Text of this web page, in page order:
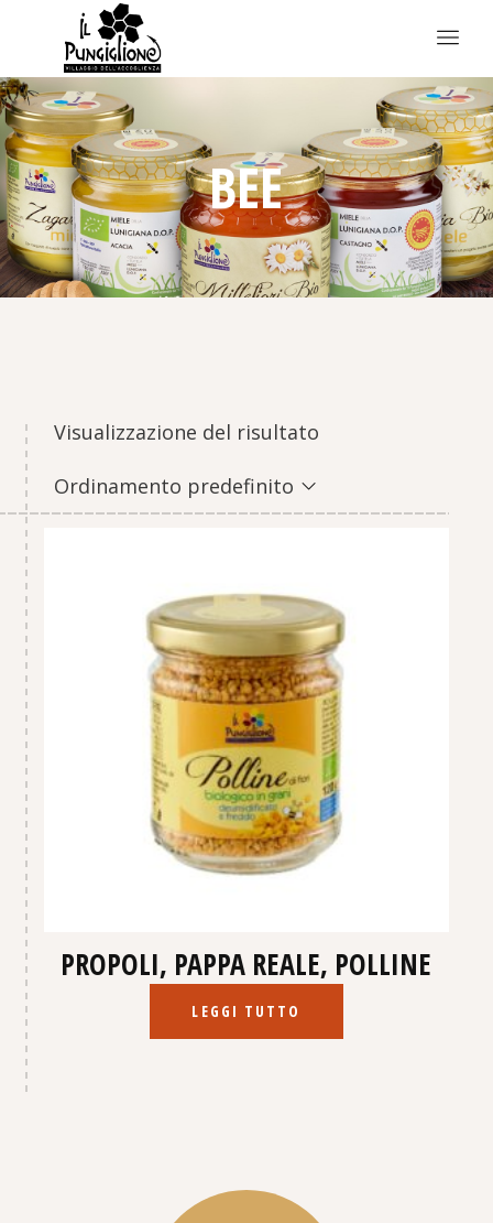
BEE
Visualizzazione del risultato
Ordinamento predefinito
PROPOLI, PAPPA REALE, POLLINE
LEGGI TUTTO